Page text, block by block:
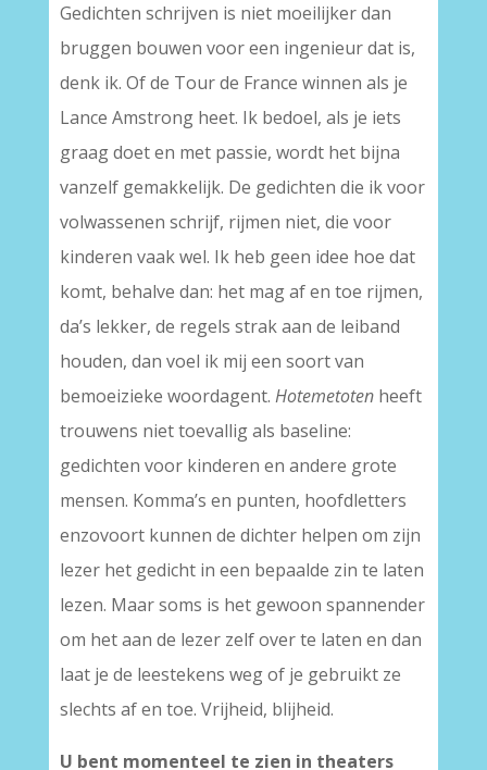
Gedichten schrijven is niet moeilijker dan
bruggen bouwen voor een ingenieur dat is,
denk ik. Of de Tour de France winnen als je
Lance Amstrong heet. Ik bedoel, als je iets
graag doet en met passie, wordt het bijna
vanzelf gemakkelijk. De gedichten die ik voor
volwassenen schrijf, rijmen niet, die voor
kinderen vaak wel. Ik heb geen idee hoe dat
komt, behalve dan: het mag af en toe rijmen,
da’s lekker, de regels strak aan de leiband
houden, dan voel ik mij een soort van
bemoeizieke woordagent. Hotemetoten heeft
trouwens niet toevallig als baseline:
gedichten voor kinderen en andere grote
mensen. Komma’s en punten, hoofdletters
enzovoort kunnen de dichter helpen om zijn
lezer het gedicht in een bepaalde zin te laten
lezen. Maar soms is het gewoon spannender
om het aan de lezer zelf over te laten en dan
laat je de leestekens weg of je gebruikt ze
slechts af en toe. Vrijheid, blijheid.
U bent momenteel te zien in theaters